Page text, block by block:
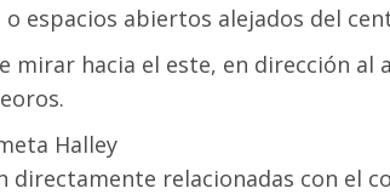
espacios abiertos alejados del
hacia el este, en dirección al
Halley
directamente relacionadas con el